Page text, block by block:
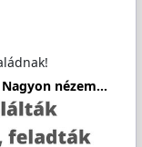
Nagyon nézem...